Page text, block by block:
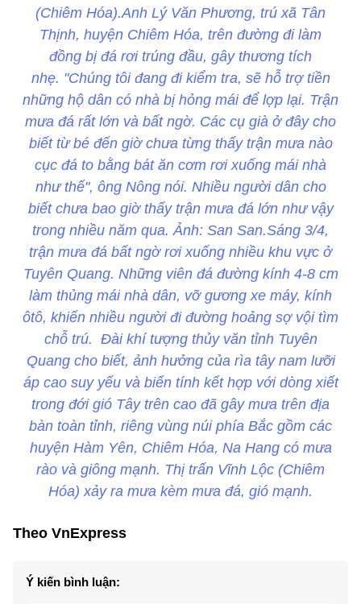
(Chiêm Hóa).Anh Lý Văn Phương, trú xã Tân
Thịnh, huyện Chiêm Hóa, trên đường đi làm
đồng bị đá rơi trúng đầu, gây thương tích
nhẹ. "Chúng tôi đang đi kiểm tra, sẽ hỗ trợ tiền
những hộ dân có nhà bị hỏng mái để lợp lại. Trận
mưa đá rất lớn và bất ngờ. Các cụ già ở đây cho
biết từ bé đến giờ chưa từng thấy trận mưa nào
cục đá to bằng bát ăn cơm rơi xuống mái nhà
như thế", ông Nông nói. Nhiều người dân cho
biết chưa bao giờ thấy trận mưa đá lớn như vậy
trong nhiều năm qua. Ảnh: San San.Sáng 3/4,
trận mưa đá bất ngờ rơi xuống nhiều khu vực ở
Tuyên Quang. Những viên đá đường kính 4-8 cm
làm thủng mái nhà dân, vỡ gương xe máy, kính
ôtô, khiến nhiều người đi đường hoảng sợ vội tìm
chỗ trú. Đài khí tượng thủy văn tỉnh Tuyên
Quang cho biết, ảnh hưởng của rìa tây nam lưỡi
áp cao suy yếu và biến tính kết hợp với dòng xiết
trong đới gió Tây trên cao đã gây mưa trên địa
bàn toàn tỉnh, riêng vùng núi phía Bắc gồm các
huyện Hàm Yên, Chiêm Hóa, Na Hang có mưa
rào và giông mạnh. Thị trấn Vĩnh Lộc (Chiêm
Hóa) xảy ra mưa kèm mưa đá, gió mạnh.
Theo VnExpress
Ý kiến bình luận: